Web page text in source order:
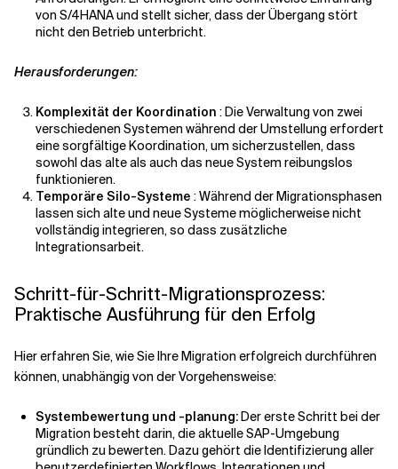
von S/4HANA und stellt sicher, dass der Übergang stört
nicht den Betrieb unterbricht.
Herausforderungen:
Komplexität der Koordination : Die Verwaltung von zwei
verschiedenen Systemen während der Umstellung erfordert
eine sorgfältige Koordination, um sicherzustellen, dass
sowohl das alte als auch das neue System reibungslos
funktionieren.
Temporäre Silo-Systeme : Während der Migrationsphasen
lassen sich alte und neue Systeme möglicherweise nicht
vollständig integrieren, so dass zusätzliche
Integrationsarbeit.
Schritt-für-Schritt-Migrationsprozess:
Praktische Ausführung für den Erfolg
Hier erfahren Sie, wie Sie Ihre Migration erfolgreich durchführen
können, unabhängig von der Vorgehensweise:
Systembewertung und -planung:Der erste Schritt bei der
Migration besteht darin, die aktuelle SAP-Umgebung
gründlich zu bewerten. Dazu gehört die Identifizierung aller